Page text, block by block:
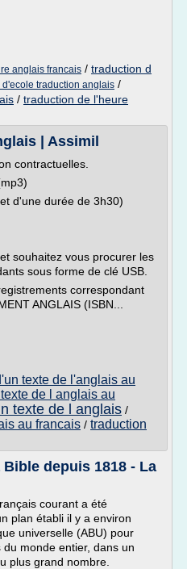
anglais francais / traduction d
d'ecole traduction anglais /
/ traduction de l'heure
| Assimil
contractuelles.
d'une durée de 3h30)
souhaitez vous procurer les
sous forme de clé USB.
correspondant
ANGLAIS (ISBN...
texte de l'anglais au
de l anglais au
texte de l anglais /
au francais / traduction
depuis 1818 - La
courant a été
plan établi il y a environ
universelle (ABU) pour
monde entier, dans un
plus grand nombre.